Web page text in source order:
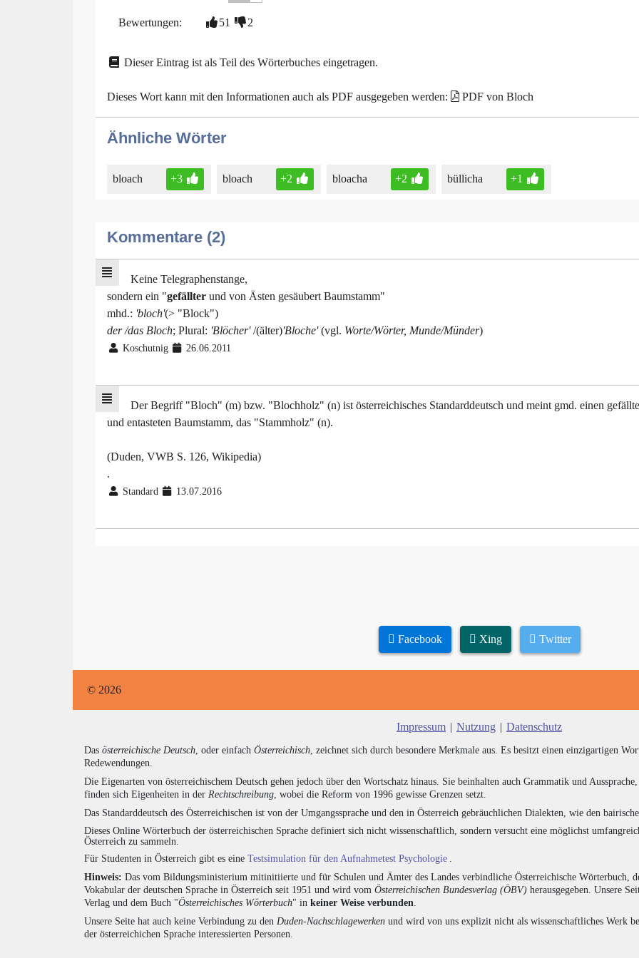
Bewertungen: 51 2
Dieser Eintrag ist als Teil des Wörterbuches eingetragen.
Dieses Wort kann mit den Informationen auch als PDF ausgegeben werden: PDF von Bloch
Ähnliche Wörter
bloach +3 bloach +2 bloacha +2 büllicha +1
Kommentare (2)
Keine Telegraphenstange,
sondern ein "gefällter und von Ästen gesäubert Baumstamm"
mhd.: 'bloch'(> "Block")
der /das Bloch; Plural: 'Blöcher'/(älter)'Bloche'(vgl. Worte/Wörter, Munde/Münder)
Koschutnig 26.06.2011
Der Begriff "Bloch" (m) bzw. "Blochholz" (n) ist österreichisches Standarddeutsch und meint gmd. einen
und entasteten Baumstamm, das "Stammholz" (n).
(Duden, VWB S. 126, Wikipedia)
.
Standard 13.07.2016
Facebook Xing Twitter
© 2026
Impressum | Nutzung | Datenschutz
Das österreichische Deutsch, oder einfach Österreichisch, zeichnet sich durch besondere Merkmale aus. Es besitzt einen einzigartigen
Redewendungen.
Die Eigenarten von österreichischem Deutsch gehen jedoch über den Wortschatz hinaus. Sie beinhalten auch Grammatik und
finden sich Eigenheiten in der Rechtschreibung, wobei die Reform von 1996 gewisse Grenzen setzt.
Das Standarddeutsch des Österreichischen ist von der Umgangssprache und den in Österreich gebräuchlichen Dialekten, wie den
Dieses Online Wörterbuch der österreichischen Sprache definiert sich nicht wissenschaftlich, sondern versucht eine möglichst
Österreich zu sammeln.
Für Studenten in Österreich gibt es eine Testsimulation für den Aufnahmetest Psychologie .
Hinweis: Das vom Bildungsministerium mitinitiierte und für Schulen und Ämter des Landes verbindliche Österreichische Wörterbuch,
Vokabular der deutschen Sprache in Österreich seit 1951 und wird vom Österreichischen Bundesverlag (ÖBV) herausgegeben. Unsere
Verlag und dem Buch "Österreichisches Wörterbuch" in keiner Weise verbunden.
Unsere Seite hat auch keine Verbindung zu den Duden-Nachschlagewerken und wird von uns explizit nicht als wissenschaftliches Werk
der österreichichen Sprache interessierten Personen.